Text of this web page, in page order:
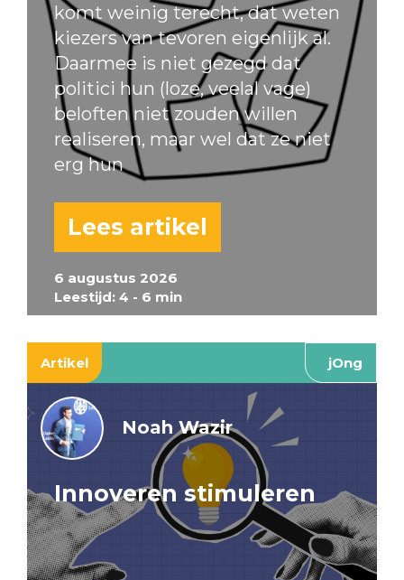
6 augustus 2026
Leestijd: 4 - 6 min
komt weinig terecht, dat weten
kiezers van tevoren eigenlijk al.
Daarmee is niet gezegd dat
politici hun (loze, veelal vage)
beloften niet zouden willen
realiseren, maar wel dat ze niet
erg hun
Lees artikel
Artikel jOng
Noah Wazir
Innoveren stimuleren